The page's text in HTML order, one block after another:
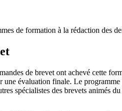
de formation à la rédaction des
de brevet ont achevé cette
évaluation finale. Le
spécialistes des brevets animés